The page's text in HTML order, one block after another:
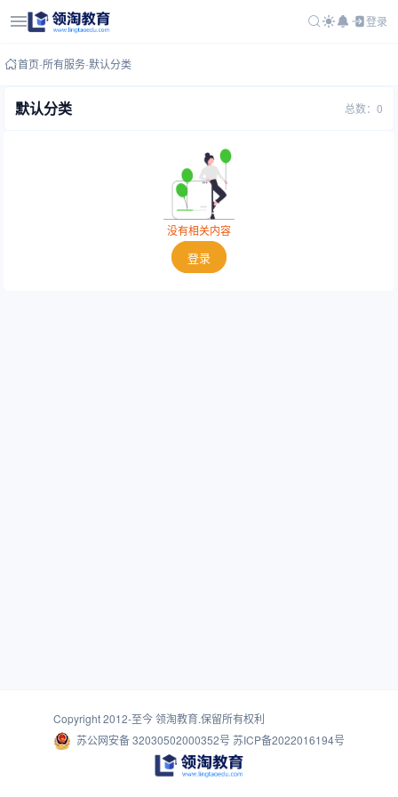
登录
首页-所有服务-默认分类
默认分类 总数：0
没有相关内容
登录
Copyright 2012-至今领淘教育.保留所有权利
苏公网安备 32030502000352号 苏ICP备2022016194号